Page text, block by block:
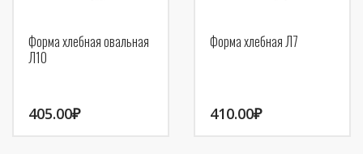
Форма хлебная овальная
Л10
405.00₽
Форма хлебная Л7
410.00₽